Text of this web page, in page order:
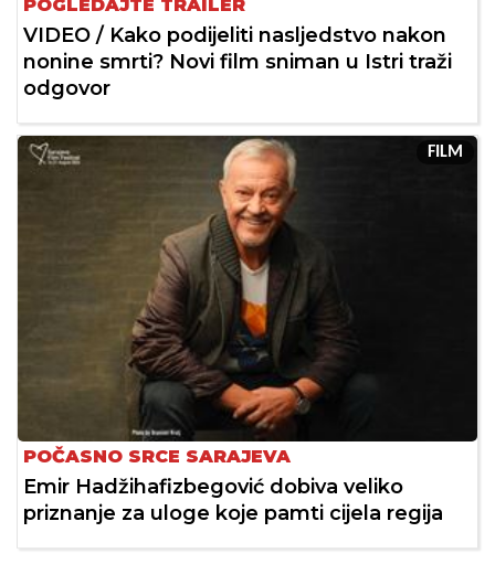
POGLEDAJTE TRAILER
VIDEO / Kako podijeliti nasljedstvo nakon
nonine smrti? Novi film sniman u Istri traži
odgovor
FILM
POČASNO SRCE SARAJEVA
Emir Hadžihafizbegović dobiva veliko
priznanje za uloge koje pamti cijela regija